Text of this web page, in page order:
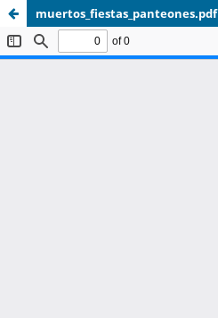
muertos_fiestas_panteones.pdf